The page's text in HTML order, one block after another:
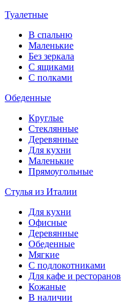
Туалетные
В спальню
Маленькие
Без зеркала
С ящиками
С полками
Обеденные
Круглые
Стеклянные
Деревянные
Для кухни
Маленькие
Прямоугольные
Стулья из Италии
Для кухни
Офисные
Деревянные
Обеденные
Мягкие
С подлокотниками
Для кафе и ресторанов
Кожаные
В наличии